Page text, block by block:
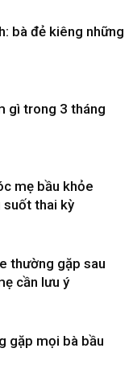
bà đẻ kiêng những
gì trong 3 tháng
mẹ bầu khỏe
suốt thai kỳ
thường gặp sau
cần lưu ý
gặp mọi bà bầu